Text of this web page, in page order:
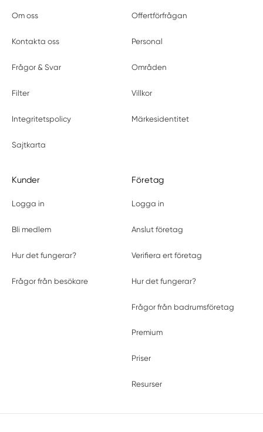
Om oss Offertförfrågan
Kontakta oss Personal
Frågor & Svar Områden
Filter Villkor
Integritetspolicy Märkesidentitet
Sajtkarta
Kunder
Logga in
Bli medlem
Hur det fungerar?
Frågor från besökare
Företag
Logga in
Anslut företag
Verifiera ert företag
Hur det fungerar?
Frågor från badrumsföretag
Premium
Priser
Resurser